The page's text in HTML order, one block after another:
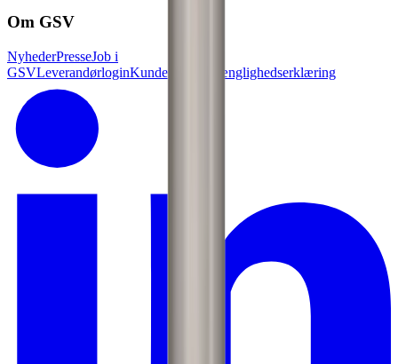
Om GSV
NyhederPresseJob i
GSVLeverandørloginKundelogin Tilgænglighedserklæring